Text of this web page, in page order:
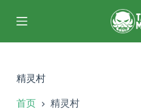
过
精灵村
首页 精灵村